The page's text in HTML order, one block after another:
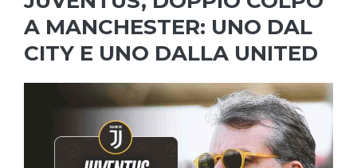
A MANCHESTER: UNO DAL
CITY E UNO DALLA UNITED